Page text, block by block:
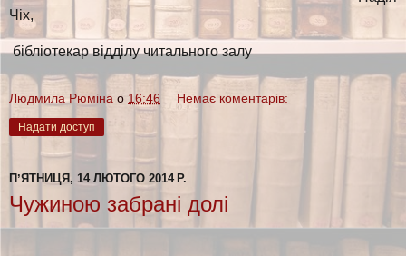
Чіх,
бібліотекар відділу читального залу
Людмила Рюміна о 16:46 Немає коментарів:
Надати доступ
ПʼЯТНИЦЯ, 14 ЛЮТОГО 2014 Р.
Чужиною забрані долі